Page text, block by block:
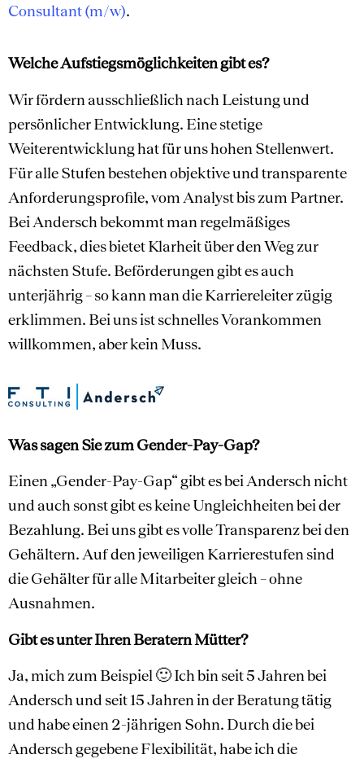
Consultant (m/w).
Welche Aufstiegsmöglichkeiten gibt es?
Wir fördern ausschließlich nach Leistung und
persönlicher Entwicklung. Eine stetige
Weiterentwicklung hat für uns hohen Stellenwert.
Für alle Stufen bestehen objektive und transparente
Anforderungsprofile, vom Analyst bis zum Partner.
Bei Andersch bekommt man regelmäßiges
Feedback, dies bietet Klarheit über den Weg zur
nächsten Stufe. Beförderungen gibt es auch
unterjährig – so kann man die Karriereleiter zügig
erklimmen. Bei uns ist schnelles Vorankommen
willkommen, aber kein Muss.
Was sagen Sie zum Gender-Pay-Gap?
Einen „Gender-Pay-Gap“ gibt es bei Andersch nicht
und auch sonst gibt es keine Ungleichheiten bei der
Bezahlung. Bei uns gibt es volle Transparenz bei den
Gehältern. Auf den jeweiligen Karrierestufen sind
die Gehälter für alle Mitarbeiter gleich – ohne
Ausnahmen.
Gibt es unter Ihren Beratern Mütter?
Ja, mich zum Beispiel 🙂 Ich bin seit 5 Jahren bei
Andersch und seit 15 Jahren in der Beratung tätig
und habe einen 2-jährigen Sohn. Durch die bei
Andersch gegebene Flexibilität, habe ich die